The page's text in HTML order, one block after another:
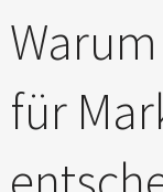
für